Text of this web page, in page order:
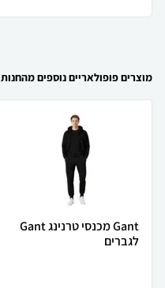
מוצרים פופולאריים נוספים מהחנות
Gant מכנסי טרנינג Gant
לגברים